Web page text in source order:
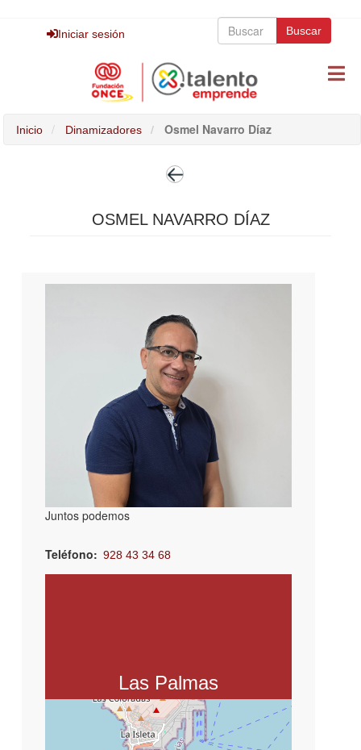
Buscar BuscarBuscar
Iniciar sesión
Inicio Dinamizadores Osmel Navarro Díaz
OSMEL NAVARRO DÍAZ
Juntos podemos
Teléfono 928 43 34 68
Las Palmas